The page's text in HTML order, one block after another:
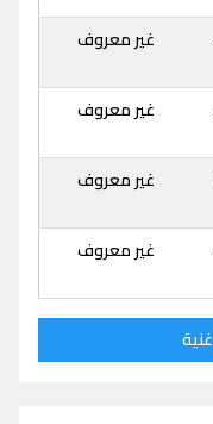
غير معروف
غير معروف
غير معروف
غير معروف